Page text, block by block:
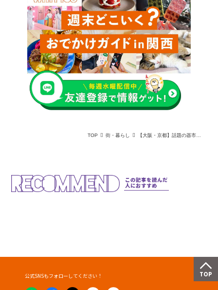
TOP 街・暮らし 【大阪・京都】話題の器市や茅乃舎新店も！最新イベント＆スポット3選
この記事を読んだ
人におすすめ
公式SNSもフォローしてください！